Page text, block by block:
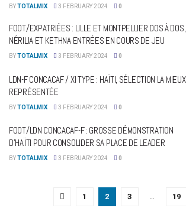
BYTOTALMIX 3 FEBRUARY 2024 0
FOOT/EXPATRIÉES : LILLE ET MONTPELLIER DOS À DOS,
NÉRILIA ET KETHNA ENTRÉES EN COURS DE JEU
BYTOTALMIX 3 FEBRUARY 2024 0
LDN-F CONCACAF / XI TYPE : HAÏTI, SÉLECTION LA MIEUX
REPRÉSENTÉE
BYTOTALMIX 3 FEBRUARY 2024 0
FOOT/LDN CONCACAF-F : GROSSE DÉMONSTRATION
D’HAÏTI POUR CONSOLIDER SA PLACE DE LEADER
BYTOTALMIX 3 FEBRUARY 2024 0
1 2 3 19